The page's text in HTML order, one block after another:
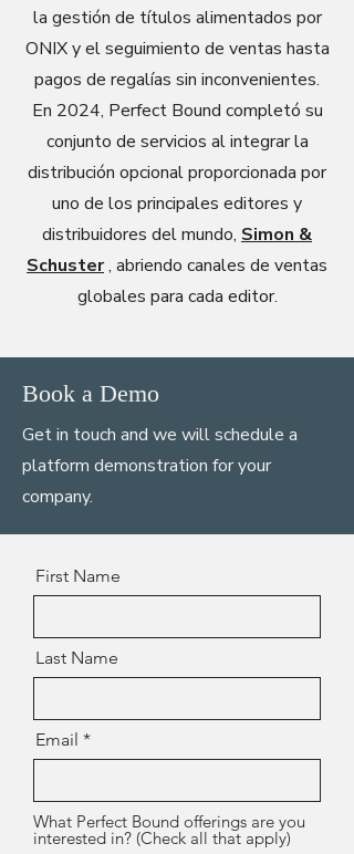
la gestión de títulos alimentados por
ONIX y el seguimiento de ventas hasta
pagos de regalías sin inconvenientes.
En 2024, Perfect Bound completó su
conjunto de servicios al integrar la
distribución opcional proporcionada por
uno de los principales editores y
distribuidores del mundo, Simon &
Schuster, abriendo canales de ventas
globales para cada editor.
Book a Demo
Get in touch and we will schedule a
platform demonstration for your
company.
First Name
Last Name
Email
What Perfect Bound offerings are you
interested in? (Check all that apply)